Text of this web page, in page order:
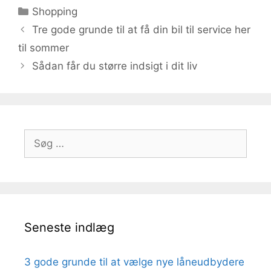
Kategorier
Shopping
Tre gode grunde til at få din bil til service her
til sommer
Sådan får du større indsigt i dit liv
Søg
efter:
Seneste indlæg
3 gode grunde til at vælge nye låneudbydere